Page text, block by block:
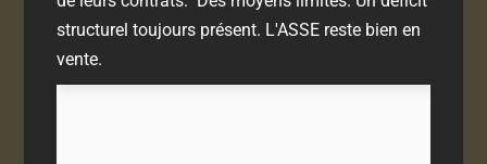
structurel toujours présent. L'ASSE reste bien en
vente.